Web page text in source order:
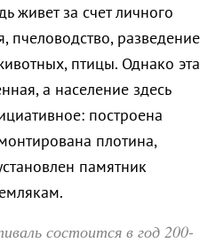
живет за счет личного
пчеловодство, разведение
птицы. Однако эта
а население здесь
построена
плотина,
памятник
состоится в год 200-